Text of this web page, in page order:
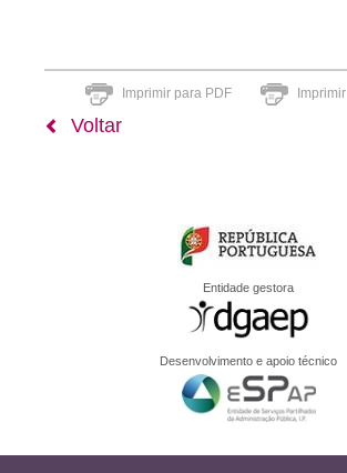
Imprimir para PDF Imprimir
Voltar
Entidade gestora
Desenvolvimento e apoio técnico